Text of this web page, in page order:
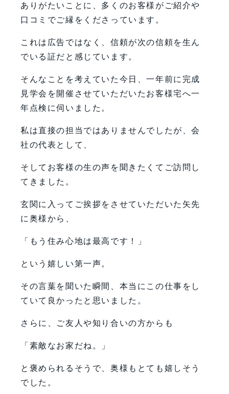
ありがたいことに、多くのお客様がご紹介や
口コミでご縁をくださっています。
これは広告ではなく、信頼が次の信頼を生ん
でいる証だと感じています。
そんなことを考えていた今日、一年前に完成
見学会を開催させていただいたお客様宅へ一
年点検に伺いました。
私は直接の担当ではありませんでしたが、会
社の代表として、
そしてお客様の生の声を聞きたくてご訪問し
てきました。
玄関に入ってご挨拶をさせていただいた矢先
に奥様から、
「もう住み心地は最高です！」
という嬉しい第一声。
その言葉を聞いた瞬間、本当にこの仕事をし
ていて良かったと思いました。
さらに、ご友人や知り合いの方からも
「素敵なお家だね。」
と褒められるそうで、奥様もとても嬉しそう
でした。